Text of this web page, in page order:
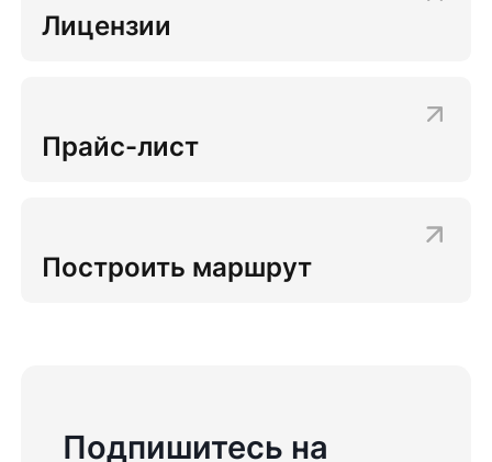
Лицензии
Прайс-лист
Построить маршрут
Подпишитесь на